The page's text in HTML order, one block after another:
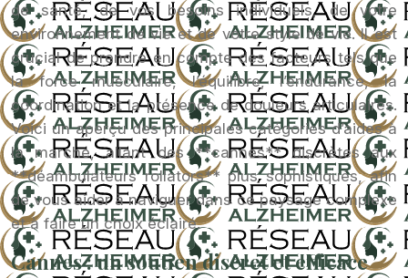
de santé, de vos besoins individuels, de votre
environnement de vie et de votre style de vie. Il est
crucial de prendre en compte des facteurs tels que
la force musculaire, l’équilibre, l’endurance, la
coordination et la présence de douleurs articulaires.
Voici un aperçu des principales catégories d’aides à
la marche, allant des **cannes** discrètes aux
**déambulateurs rollators** plus sophistiqués, afin
de vous aider à naviguer dans ce paysage complexe
et à faire un choix éclairé.
Cannes : un soutien discret et efficace